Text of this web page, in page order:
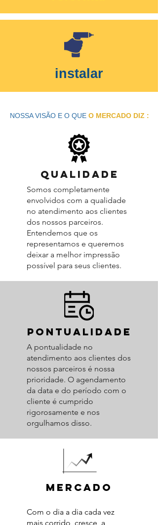
instalar
NOSSA VISÃO E O QUE O MERCADO DIZ :
QUALIDADE
Somos completamente
envolvidos com a qualidade
no atendimento aos clientes
dos nossos parceiros.
Entendemos que os
representamos e queremos
deixar a melhor impressão
possível para seus clientes.
pontualidade
A pontualidade no
atendimento aos clientes dos
nossos parceiros é nossa
prioridade. O agendamento
da data e do período com o
cliente é cumprido
rigorosamente e nos
orgulhamos disso.
mercado
Com o dia a dia cada vez
mais corrido, cresce a